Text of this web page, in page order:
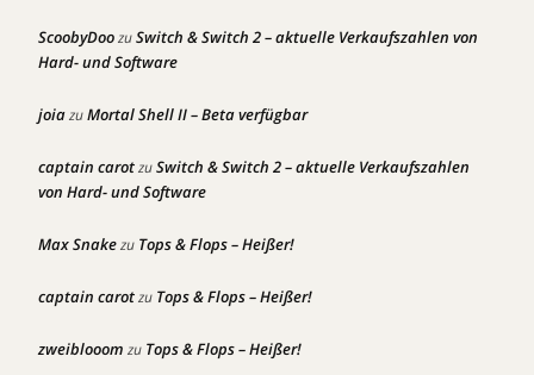
ScoobyDoozuSwitch & Switch 2 – aktuelle Verkaufszahlen von
Hard- und Software
joiazuMortal Shell II – Beta verfügbar
captain carotzuSwitch & Switch 2 – aktuelle Verkaufszahlen
von Hard- und Software
Max Snakezu Tops & Flops – Heißer!
captain carotzu Tops & Flops – Heißer!
zweiblooom zu Tops & Flops – Heißer!